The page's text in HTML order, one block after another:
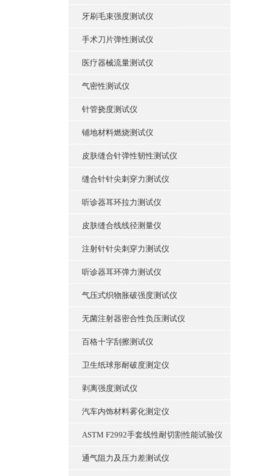
牙刷毛束强度测试仪
手术刀片弹性测试仪
医疗器械流量测试仪
气密性测试仪
针管挠度测试仪
铺地材料燃烧测试仪
皮肤缝合针弹性韧性测试仪
缝合针针尖刺穿力测试仪
听诊器耳环拉力测试仪
皮肤缝合线线径测量仪
注射针针尖刺穿力测试仪
听诊器耳环弹力测试仪
气压式织物胀破强度测试仪
无菌注射器密合性负压测试仪
百格十字刮擦测试仪
卫生纸球形耐破度测定仪
剥离强度测试仪
汽车内饰材料雾化测定仪
ASTM F2992手套线性耐切割性能试验仪
通气阻力及压力差测试仪